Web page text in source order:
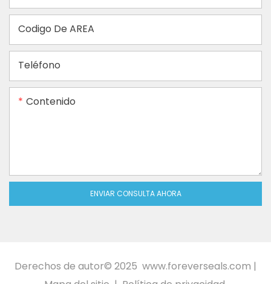
Codigo De AREA
Teléfono
Contenido
ENVIAR CONSULTA AHORA
Derechos de autor© 2025 www.foreverseals.com |